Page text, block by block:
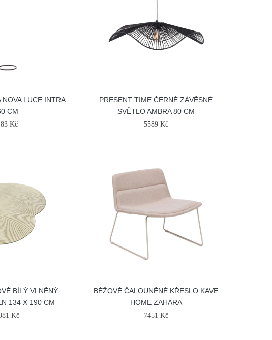
LUCE INTRA
CM
Kč
PRESENT TIME ČERNÉ ZÁVĚSNÉ
SVĚTLO AMBRA 80 CM
5589 Kč
BÍLÝ VLNĚNÝ
134 X 190 CM
Kč
BÉŽOVÉ ČALOUNĚNÉ KŘESLO KAVE
HOME ZAHARA
7451 Kč